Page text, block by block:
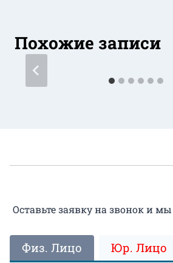
Похожие записи
Оставьте заявку на звонок и
Физ. Лицо Юр. Лицо